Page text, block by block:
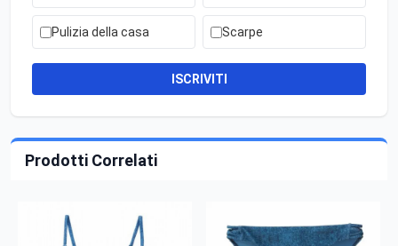
Pulizia della casa Scarpe
ISCRIVITI
Prodotti Correlati